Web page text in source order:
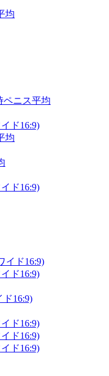
均
ペニス平均
ド16:9)
均
ド16:9)
イド16:9)
ド16:9)
16:9)
ド16:9)
ド16:9)
ド16:9)